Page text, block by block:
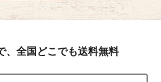
、全国どこでも送料無料